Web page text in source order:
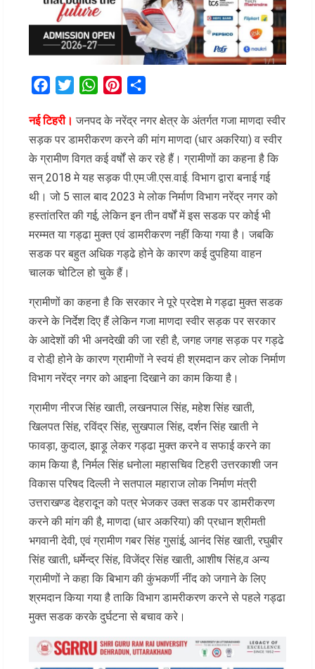
FacebookTwitterWhatsAppPinterest
नई टिहरी। जनपद के नरेंद्र नगर क्षेत्र के अंतर्गत गजा माणदा स्वीर
सड़क पर डामरीकरण करने की मांग माणदा (धार अकरिया) व स्वीर
के ग्रामीण विगत कई वर्षों से कर रहे हैं। ग्रामीणों का कहना है कि
सन् 2018 मे यह सड़क पी.एम.जी.एस.वाई. विभाग द्वारा बनाई गई
थी। जो 5 साल बाद 2023 मे लोक निर्माण विभाग नरेंद्र नगर को
हस्तांतरित की गई, लेकिन इन तीन वर्षों में इस सडक पर कोई भी
मरम्मत या गड्ढा मुक्त एवं डामरीकरण नहीं किया गया है। जबकि
सडक पर बहुत अधिक गड्ढे होने के कारण कई दुपहिया वाहन
चालक चोटिल हो चुके हैं।
ग्रामीणों का कहना है कि सरकार ने पूरे प्रदेश मे गड्ढा मुक्त सडक
करने के निर्देश दिए हैं लेकिन गजा माणदा स्वीर सड़क पर सरकार
के आदेशों की भी अनदेखी की जा रही है, जगह जगह सड़क पर गड्ढे
व रोडी़ होने के कारण ग्रामीणों ने स्वयं ही श्रमदान कर लोक निर्माण
विभाग नरेंद्र नगर को आइना दिखाने का काम किया है।
ग्रामीण नीरज सिंह खाती, लखनपाल सिंह, महेश सिंह खाती,
खिलपत सिंह, रविंद्र सिंह, सुखपाल सिंह, दर्शन सिंह खाती ने
फावड़ा, कुदाल, झाड़ू लेकर गड्ढा मुक्त करने व सफाई करने का
काम किया है, निर्मल सिंह धनोला महासचिव टिहरी उत्तरकाशी जन
विकास परिषद दिल्ली ने सतपाल महाराज लोक निर्माण मंत्री
उत्तराखण्ड देहरादून को पत्र भेजकर उक्त सडक पर डामरीकरण
करने की मांग की है, माणदा (धार अकरिया) की प्रधान श्रीमती
भगवानी देवी, एवं ग्रामीण गबर सिंह गुसांई, आनंद सिंह खाती, रघुबीर
सिंह खाती, धर्मेन्द्र सिंह, विजेंद्र सिंह खाती, आशीष सिंह,व अन्य
ग्रामीणों ने कहा कि बिभाग की कुंभकर्णी नींद को जगाने के लिए
श्रमदान किया गया है ताकि विभाग डामरीकरण करने से पहले गड्ढा
मुक्त सडक करके दुर्घटना से बचाव करे।